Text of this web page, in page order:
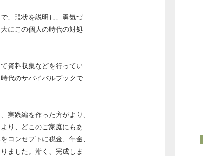
、現状を説明し、勇気づ
にこの個人の時代の対処
資料収集などを行ってい
代のサバイバルブックで
実践編を作った方がより、
り、どこのご家庭にもあ
コンセプトに税金、年金、
ました。漸く、完成しま